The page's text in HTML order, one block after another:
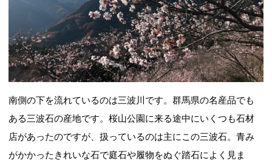
南側の下を流れているのは三波川です。群馬県の名産品でも
ある三波石の産地です。桜山公園に来る途中にいくつも石材
店があったのですが、扱っているのは主にこの三波石。青み
がかかったきれいな石で庭石や履物をぬぐ踏石によく見ま